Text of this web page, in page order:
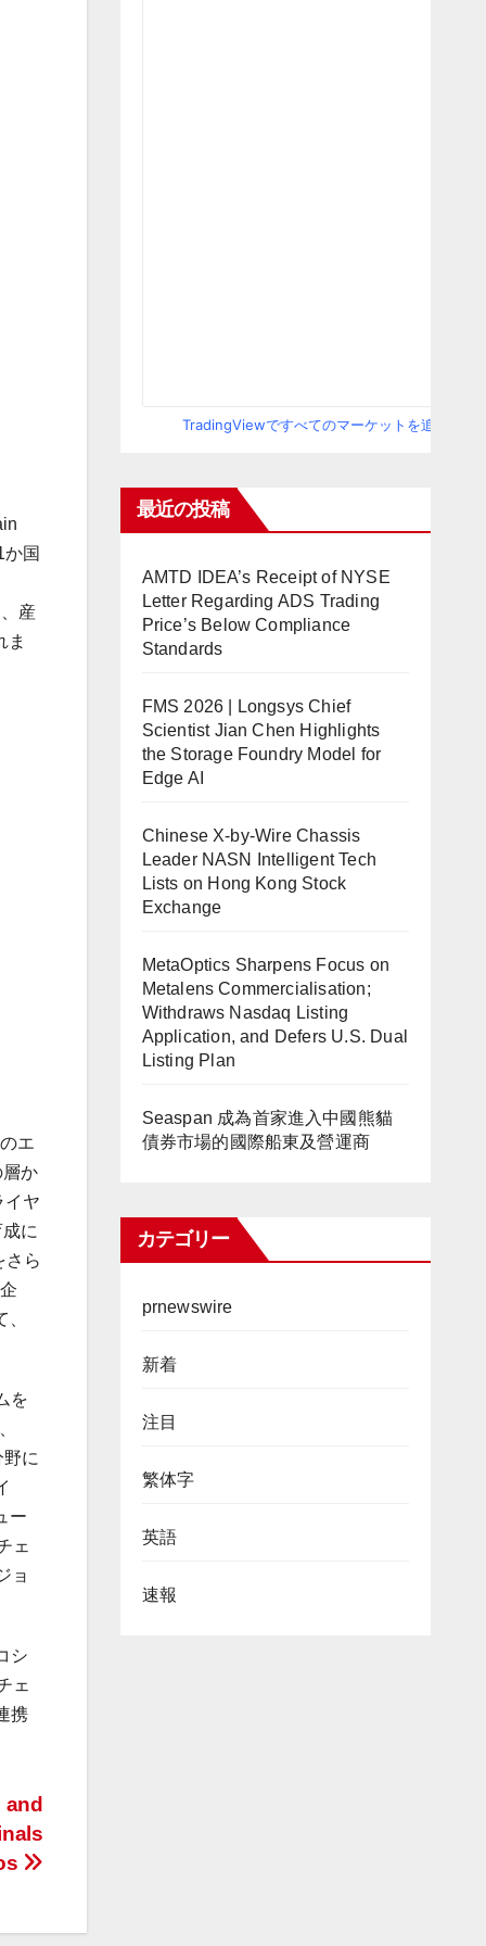
国
産
ま
エ
か
イヤ
に
さら
を
に
ー
ェ
ョ
シ
ェ
携
TradingViewですべてのマーケットを追跡
最近の投稿
AMTD IDEA’s Receipt of NYSE
Letter Regarding ADS Trading
Price’s Below Compliance
Standards
FMS 2026 | Longsys Chief
Scientist Jian Chen Highlights
the Storage Foundry Model for
Edge AI
Chinese X-by-Wire Chassis
Leader NASN Intelligent Tech
Lists on Hong Kong Stock
Exchange
MetaOptics Sharpens Focus on
Metalens Commercialisation;
Withdraws Nasdaq Listing
Application, and Defers U.S. Dual
Listing Plan
Seaspan 成為首家進入中國熊貓
債券市場的國際船東及營運商
カテゴリー
prnewswire
新着
注目
繁体字
英語
速報